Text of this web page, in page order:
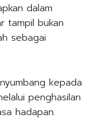
dalam
tampil bukan
sebagai
kepada
penghasilan
hadapan.